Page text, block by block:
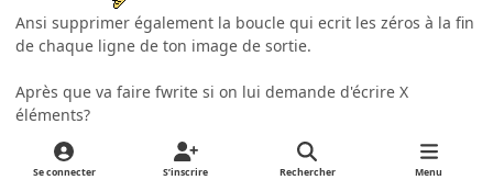
Ansi supprimer également la boucle qui ecrit les zéros à la fin
de chaque ligne de ton image de sortie.
Après que va faire fwrite si on lui demande d'écrire X
éléments?
Je pense que cela va dépendre de la taille du buffer d'écriture
en mémoire (comme je l'ai dit avant à la fin de mon message),
Se connecter S’inscrire Rechercher Menu